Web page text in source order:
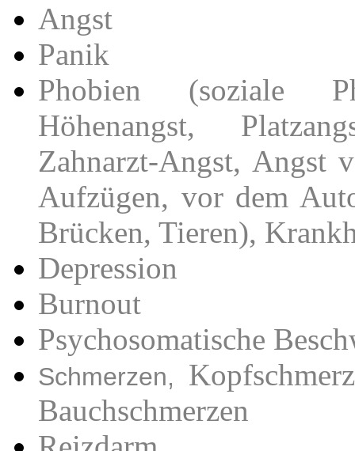
Angst
Panik
Phobien (soziale
Höhenangst,
Zahnarzt-Angst, Angst
Aufzügen, vor dem
Brücken, Tieren),
Depression
Burnout
Psychosomatische
Schmerzen,
Bauchschmerzen